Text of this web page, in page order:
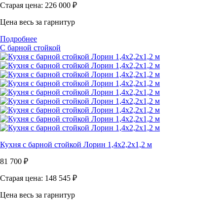
Старая цена: 226 000 ₽
Цена весь за гарнитур
Подробнее
С барной стойкой
Кухня с барной стойкой Лорин 1,4х2,2х1,2 м
81 700 ₽
Старая цена: 148 545 ₽
Цена весь за гарнитур